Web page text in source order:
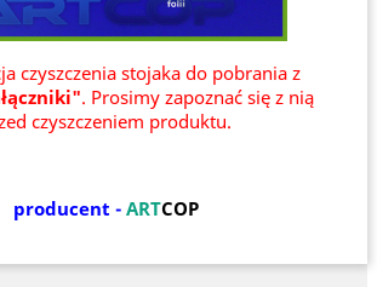
czyszczenia stojaka do pobrania z
. Prosimy zapoznać się z nią
czyszczeniem produktu.
producent - ARTCOP